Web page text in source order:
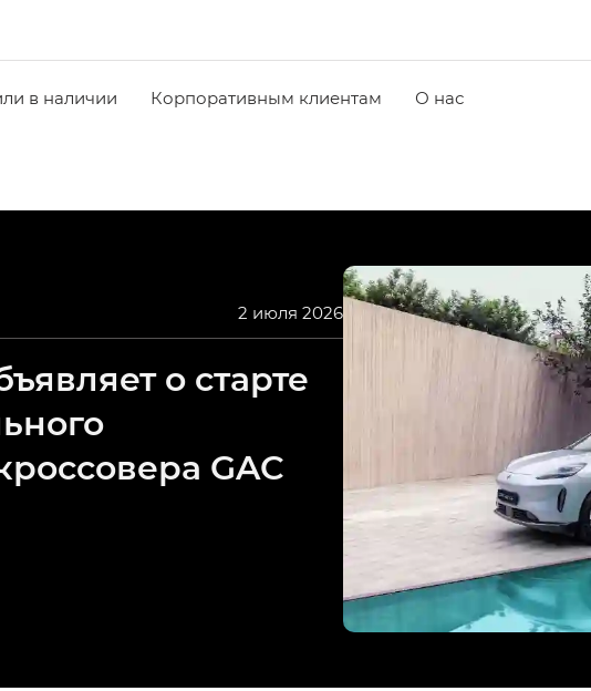
в наличии Корпоративным клиентам О нас
2 июля 2026
о старте
GAC